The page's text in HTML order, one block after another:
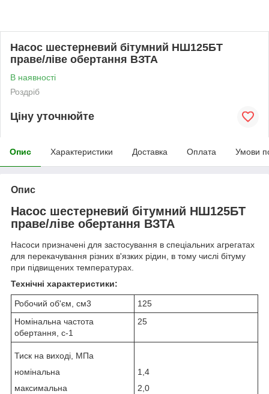
Насос шестерневий бітумний НШ125БТ
праве/ліве обертання ВЗТА
В наявності
Роздріб
Ціну уточнюйте
Опис Характеристики Доставка Оплата Умови
Опис
Насос шестерневий бітумний НШ125БТ
праве/ліве обертання ВЗТА
Насоси призначені для застосування в спеціальних агрегатах
для перекачування різних в'язких рідин, в тому числі бітуму
при підвищених температурах.
Технічні характеристики:
Робочий об'єм, см3
125
Номінальна частота
обертання, с-1
25
Тиск на виході, МПа
номінальна
максимальна
1,4
2,0